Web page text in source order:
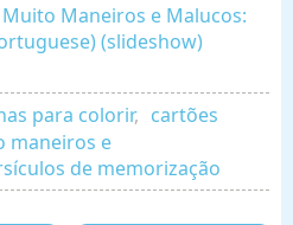
Muito Maneiros e Malucos:
(slideshow)
para colorir, cartões
maneiros e
de memorização